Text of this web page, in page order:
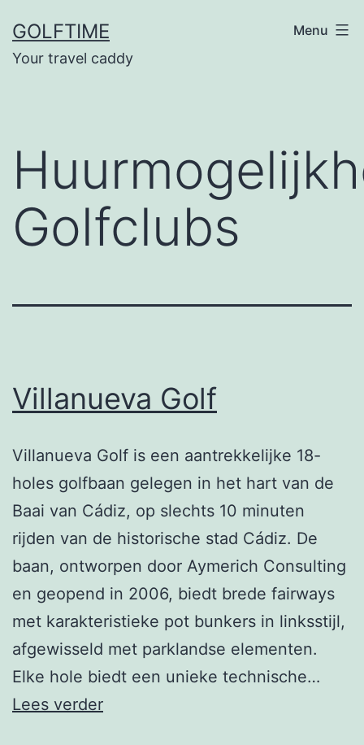
naar
de
GOLFTIME
Your travel caddy
Menu
Golfclubs
Villanueva Golf
Villanueva Golf is een aantrekkelijke 18-
holes golfbaan gelegen in het hart van de
Baai van Cádiz, op slechts 10 minuten
rijden van de historische stad Cádiz. De
baan, ontworpen door Aymerich Consulting
en geopend in 2006, biedt brede fairways
met karakteristieke pot bunkers in linksstijl,
afgewisseld met parklandse elementen.
Elke hole biedt een unieke technische…
Lees verderVillanueva